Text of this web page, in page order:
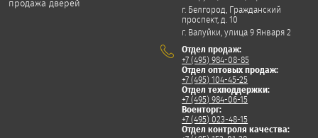
продажа дверей
г. Белгород, Гражданский
проспект, д. 10
г. Валуйки, улица 9 Января 2
Отдел продаж:
+7 (495) 984-08-85
Отдел оптовых продаж:
+7 (495) 104-45-25
Отдел техподдержки:
+7 (495) 984-06-15
Военторг:
+7 (495) 023-48-15
Отдел контроля качества: